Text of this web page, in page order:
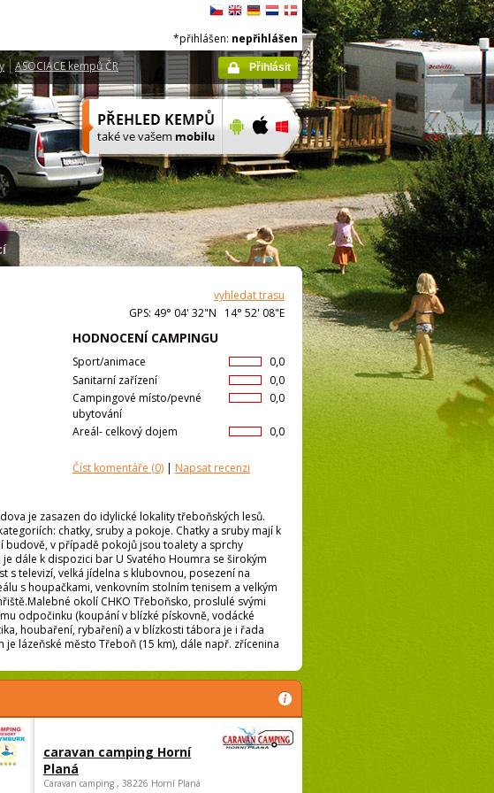
ASOCIACE kempů ČR
*přihlášen: nepřihlášen
Přihlásit
vyhledat trasu
GPS: 49° 04' 32"N 14° 52' 08"E
HODNOCENÍ CAMPINGU
0,0
Sport/animace
0,0
Sanitarní zařízení
0,0
Campingové místo/pevné
ubytování
0,0
Areál- celkový dojem
Číst komentáře (0) | Napsat recenzi
je zasazen do idylické lokality třeboňských lesů.
chatky, sruby a pokoje. Chatky a sruby mají k
budově, v případě pokojů jsou toalety a sprchy
dále k dispozici bar U Svatého Houmra se širokým
s televizí, velká jídelna s klubovnou, posezení na
s houpačkami, venkovním stolním tenisem a velkým
okolí CHKO Třeboňsko, proslulé svými
odpočinku (koupání v blízké pískovně, vodácké
houbaření, rybaření) a v blízkosti tábora je i řada
lázeňské město Třeboň (15 km), dále např. zřícenina
caravan camping Horní
Planá
Caravan camping , 38226 Horní Planá